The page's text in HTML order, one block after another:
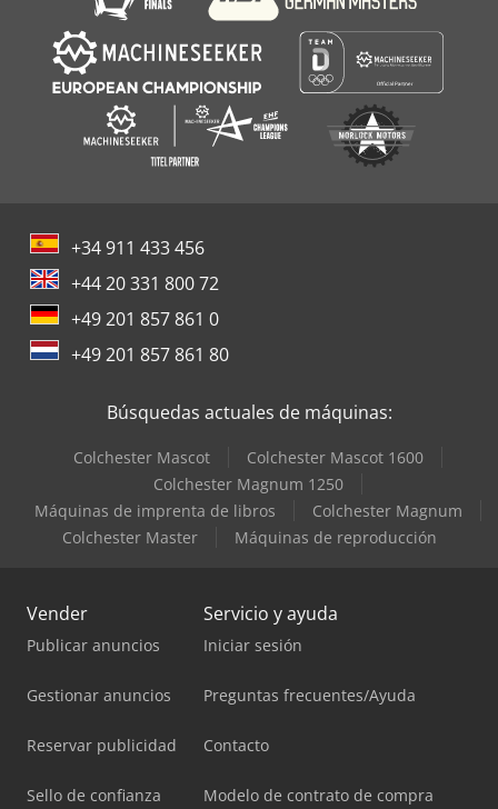
+34 911 433 456
+44 20 331 800 72
+49 201 857 861 0
+49 201 857 861 80
Búsquedas actuales de máquinas:
Colchester Mascot
Colchester Mascot 1600
Colchester Magnum 1250
Máquinas de imprenta de libros
Colchester Magnum
Colchester Master
Máquinas de reproducción
Vender
Publicar anuncios
Gestionar anuncios
Reservar publicidad
Sello de confianza
Servicio y ayuda
Iniciar sesión
Preguntas frecuentes/Ayuda
Contacto
Modelo de contrato de compra